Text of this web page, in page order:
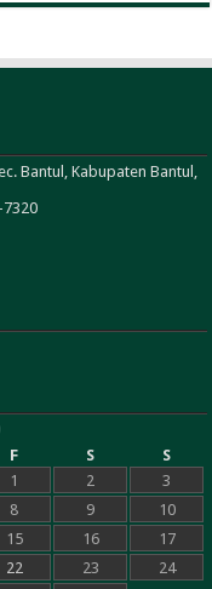
Bantul, Kabupaten Bantul,
7320
F S
S
1
2
3
8 9
10
15 16
17
22 23
24